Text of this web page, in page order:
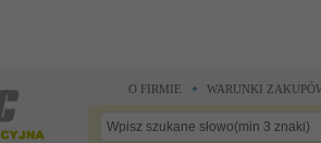
O FIRMIE WARUNKI